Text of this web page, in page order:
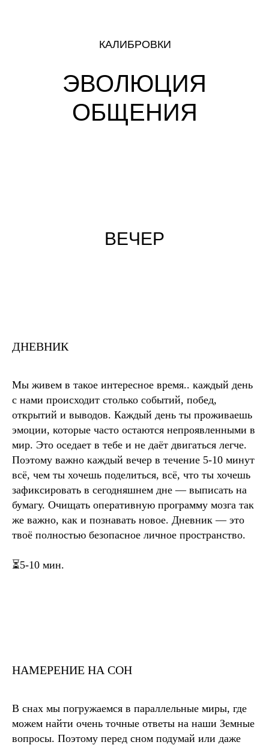
ЭВОЛЮЦИЯ
ОБЩЕНИЯ
КАЛИБРОВКИ
ВЕЧЕР
ДНЕВНИК
Мы живем в такое интересное время.. каждый день
с нами происходит столько событий, побед,
открытий и выводов. Каждый день ты проживаешь
эмоции, которые часто остаются непроявленными в
мир. Это оседает в тебе и не даёт двигаться легче.
Поэтому важно каждый вечер в течение 5-10 минут
всё, чем ты хочешь поделиться, всё, что ты хочешь
зафиксировать в сегодняшнем дне — выписать на
бумагу. Очищать оперативную программу мозга так
же важно, как и познавать новое. Дневник — это
твоё полностью безопасное личное пространство.
⏳5-10 мин.
НАМЕРЕНИЕ НА СОН
В снах мы погружаемся в параллельные миры, где
можем найти очень точные ответы на наши Земные
вопросы. Поэтому перед сном подумай или даже